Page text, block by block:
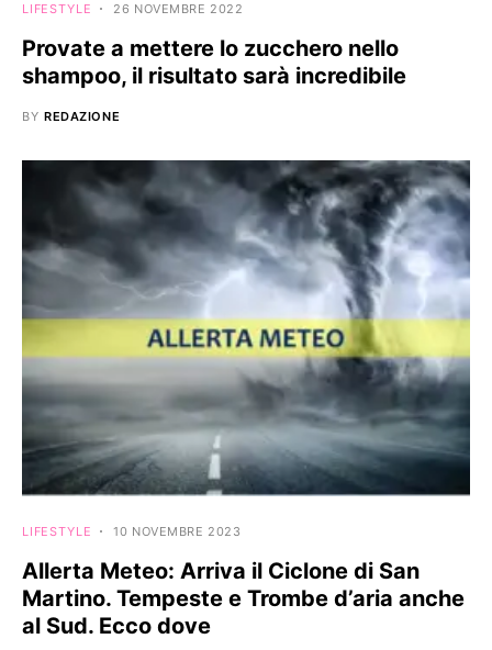
LIFESTYLE 26 NOVEMBRE 2022
Provate a mettere lo zucchero nello
shampoo, il risultato sarà incredibile
BY REDAZIONE
LIFESTYLE 10 NOVEMBRE 2023
Allerta Meteo: Arriva il Ciclone di San
Martino. Tempeste e Trombe d’aria anche
al Sud. Ecco dove